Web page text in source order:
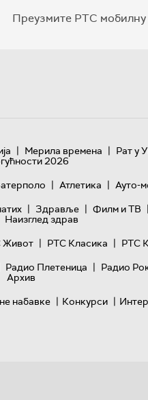
Преузмите РТС мобилну
| Мерила времена | Рат у
2026
| Атлетика | Ауто-
| Здравље | Филм и ТВ |
Наизглед здрав
Живот | РТС Класика | РТС
Радио Плетеница | Радио
Архив
набавке | Конкурси |